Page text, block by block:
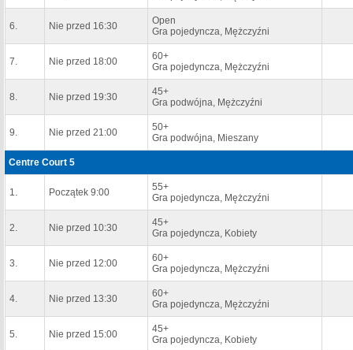
6. Nie przed 16:30
Open
Gra pojedyncza, Mężczyźni
7. Nie przed 18:00
60+
Gra pojedyncza, Mężczyźni
8. Nie przed 19:30
45+
Gra podwójna, Mężczyźni
9. Nie przed 21:00
50+
Gra podwójna, Mieszany
Centre Court 5
1. Początek 9:00
55+
Gra pojedyncza, Mężczyźni
2. Nie przed 10:30
45+
Gra pojedyncza, Kobiety
3. Nie przed 12:00
60+
Gra pojedyncza, Mężczyźni
4. Nie przed 13:30
60+
Gra pojedyncza, Mężczyźni
5. Nie przed 15:00
45+
Gra pojedyncza, Kobiety